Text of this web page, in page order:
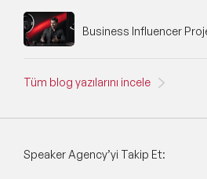
Business Influencer
Tüm blog yazılarını incele
Speaker Agency’yi Takip Et: